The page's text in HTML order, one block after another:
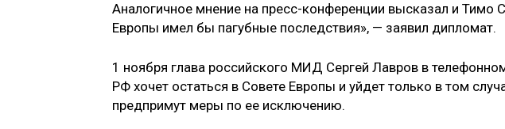
Аналогичное мнение на пресс-конференции высказал и Тимо
Европы имел бы пагубные последствия», — заявил дипломат.
1 ноября глава российского МИД Сергей Лавров в
РФ хочет остаться в Совете Европы и уйдет только в том
предпримут меры по ее исключению.